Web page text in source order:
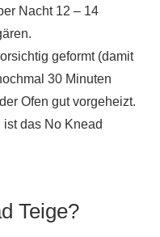
Nacht 12 – 14
geformt (damit
30 Minuten
Ofen gut vorgeheizt.
das No Knead
Teige?